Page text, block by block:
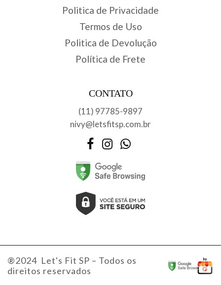
Politica de Privacidade
Termos de Uso
Politica de Devolução
Política de Frete
CONTATO
(11) 97785-9897
nivy@letsfitsp.com.br
FacebookInstagramWhatsApp
®2024 Let's Fit SP – Todos os
direitos reservados